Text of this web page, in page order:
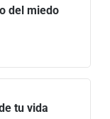
del miedo
tu vida